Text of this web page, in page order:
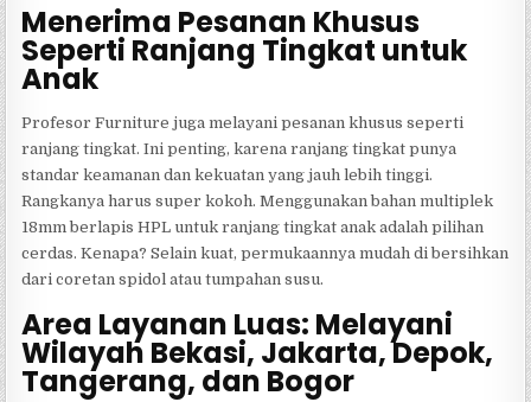
Menerima Pesanan Khusus
Seperti Ranjang Tingkat untuk
Anak
Profesor Furniture juga melayani pesanan khusus seperti
ranjang tingkat. Ini penting, karena ranjang tingkat punya
standar keamanan dan kekuatan yang jauh lebih tinggi.
Rangkanya harus super kokoh. Menggunakan bahan multiplek
18mm berlapis HPL untuk ranjang tingkat anak adalah pilihan
cerdas. Kenapa? Selain kuat, permukaannya mudah di bersihkan
dari coretan spidol atau tumpahan susu.
Area Layanan Luas: Melayani
Wilayah Bekasi, Jakarta, Depok,
Tangerang, dan Bogor